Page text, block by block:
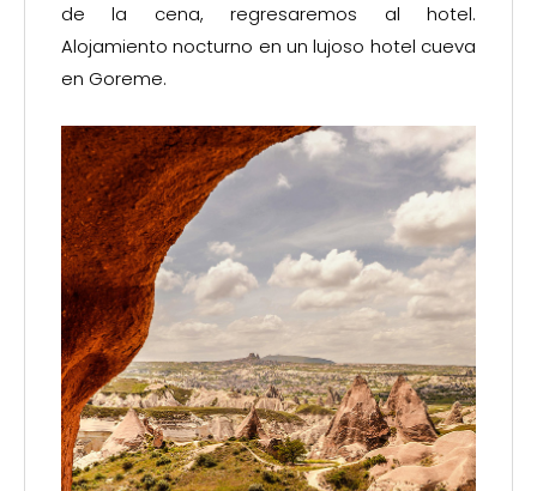
de la cena, regresaremos al hotel.
Alojamiento nocturno en un lujoso hotel cueva
en Goreme.